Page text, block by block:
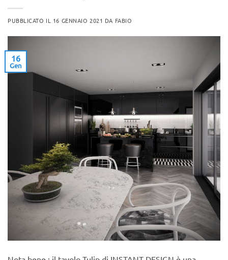
PUBBLICATO IL 16 GENNAIO 2021 DA FABIO
16
Gen